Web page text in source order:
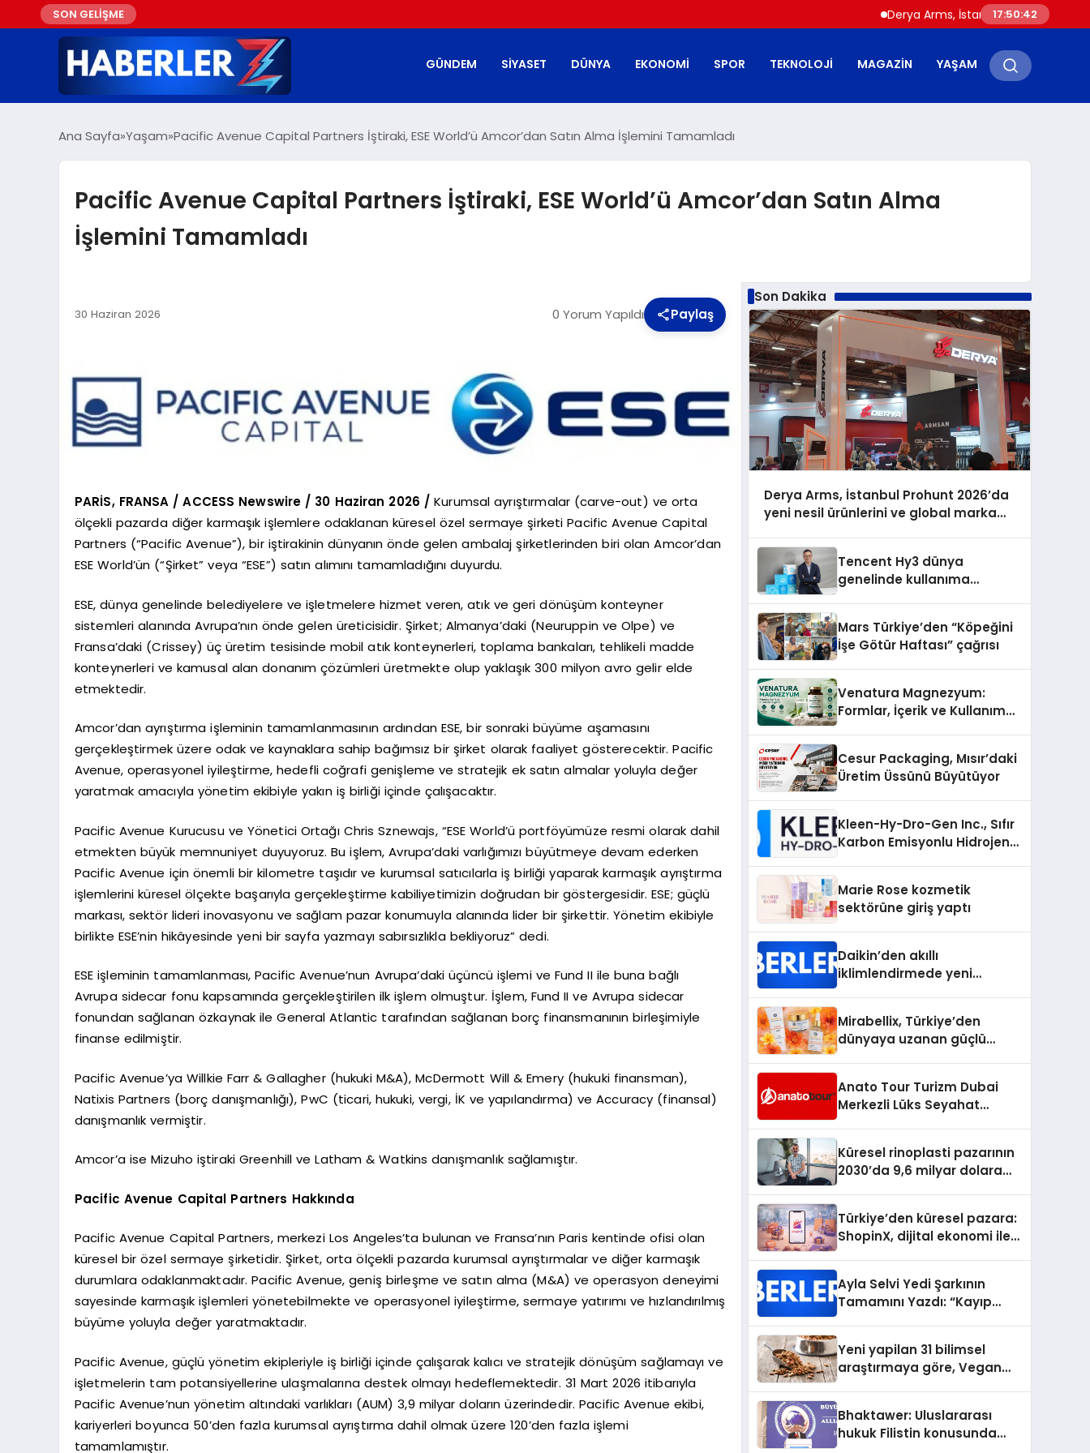
SON GELİŞME Derya Arms, İstanbul Prohunt 2026’da
17:50:43
GÜNDEM SIYASET DÜNYA EKONOMI SPOR TEKNOLOJI MAGAZIN YAŞAM
Ana Sayfa Yaşam Pacific Avenue Capital Partners İştiraki, ESE World’ü Amcor’dan Satın Alma İşlemini Tamamladı
Pacific Avenue Capital Partners İştiraki, ESE World’ü Amcor’dan Satın Alma
İşlemini Tamamladı
30 Haziran 2026 0 Yorum Yapıldı Paylaş
PARİS, FRANSA / ACCESS Newswire / 30 Haziran 2026 /Kurumsal ayrıştırmalar (carve-out) ve orta
ölçekli pazarda diğer karmaşık işlemlere odaklanan küresel özel sermaye şirketi Pacific Avenue Capital
Partners (“Pacific Avenue”), bir iştirakinin dünyanın önde gelen ambalaj şirketlerinden biri olan Amcor’dan
ESE World’ün (“Şirket” veya “ESE”) satın alımını tamamladığını duyurdu.
ESE, dünya genelinde belediyelere ve işletmelere hizmet veren, atık ve geri dönüşüm konteyner
sistemleri alanında Avrupa’nın önde gelen üreticisidir. Şirket; Almanya’daki (Neuruppin ve Olpe) ve
Fransa’daki (Crissey) üç üretim tesisinde mobil atık konteynerleri, toplama bankaları, tehlikeli madde
konteynerleri ve kamusal alan donanım çözümleri üretmekte olup yaklaşık 300 milyon avro gelir elde
etmektedir.
Amcor’dan ayrıştırma işleminin tamamlanmasının ardından ESE, bir sonraki büyüme aşamasını
gerçekleştirmek üzere odak ve kaynaklara sahip bağımsız bir şirket olarak faaliyet gösterecektir. Pacific
Avenue, operasyonel iyileştirme, hedefli coğrafi genişleme ve stratejik ek satın almalar yoluyla değer
yaratmak amacıyla yönetim ekibiyle yakın iş birliği içinde çalışacaktır.
Pacific Avenue Kurucusu ve Yönetici Ortağı Chris Sznewajs, “ESE World’ü portföyümüze resmi olarak dahil
etmekten büyük memnuniyet duyuyoruz. Bu işlem, Avrupa’daki varlığımızı büyütmeye devam ederken
Pacific Avenue için önemli bir kilometre taşıdır ve kurumsal satıcılarla iş birliği yaparak karmaşık ayrıştırma
işlemlerini küresel ölçekte başarıyla gerçekleştirme kabiliyetimizin doğrudan bir göstergesidir. ESE; güçlü
markası, sektör lideri inovasyonu ve sağlam pazar konumuyla alanında lider bir şirkettir. Yönetim ekibiyle
birlikte ESE’nin hikâyesinde yeni bir sayfa yazmayı sabırsızlıkla bekliyoruz” dedi.
ESE işleminin tamamlanması, Pacific Avenue’nun Avrupa’daki üçüncü işlemi ve Fund II ile buna bağlı
Avrupa sidecar fonu kapsamında gerçekleştirilen ilk işlem olmuştur. İşlem, Fund II ve Avrupa sidecar
fonundan sağlanan özkaynak ile General Atlantic tarafından sağlanan borç finansmanının birleşimiyle
finanse edilmiştir.
Pacific Avenue’ya Willkie Farr & Gallagher (hukuki M&A), McDermott Will & Emery (hukuki finansman),
Natixis Partners (borç danışmanlığı), PwC (ticari, hukuki, vergi, İK ve yapılandırma) ve Accuracy (finansal)
danışmanlık vermiştir.
Amcor’a ise Mizuho iştiraki Greenhill ve Latham & Watkins danışmanlık sağlamıştır.
Pacific Avenue Capital Partners Hakkında
Pacific Avenue Capital Partners, merkezi Los Angeles’ta bulunan ve Fransa’nın Paris kentinde ofisi olan
küresel bir özel sermaye şirketidir. Şirket, orta ölçekli pazarda kurumsal ayrıştırmalar ve diğer karmaşık
durumlara odaklanmaktadır. Pacific Avenue, geniş birleşme ve satın alma (M&A) ve operasyon deneyimi
sayesinde karmaşık işlemleri yönetebilmekte ve operasyonel iyileştirme, sermaye yatırımı ve hızlandırılmış
büyüme yoluyla değer yaratmaktadır.
Pacific Avenue, güçlü yönetim ekipleriyle iş birliği içinde çalışarak kalıcı ve stratejik dönüşüm sağlamayı ve
işletmelerin tam potansiyellerine ulaşmalarına destek olmayı hedeflemektedir. 31 Mart 2026 itibarıyla
Pacific Avenue’nun yönetim altındaki varlıkları (AUM) 3,9 milyar doların üzerindedir. Pacific Avenue ekibi,
kariyerleri boyunca 50’den fazla kurumsal ayrıştırma dahil olmak üzere 120’den fazla işlemi
tamamlamıştır.
Son Dakika
Derya Arms, İstanbul Prohunt 2026’da
yeni nesil ürünlerini ve global marka
Tencent Hy3 dünya
genelinde kullanıma
Mars Türkiye’den “Köpeğini
İşe Götür Haftası” çağrısı
Venatura Magnezyum:
Formlar, İçerik ve Kullanım
Cesur Packaging, Mısır’daki
Üretim Üssünü Büyütüyor
Kleen-Hy-Dro-Gen Inc., Sıfır
Karbon Emisyonlu Hidrojen
Aldı
Marie Rose kozmetik
sektörüne giriş yaptı
Daikin’den akıllı
iklimlendirmede yeni
Mirabellix, Türkiye’den
dünyaya uzanan güçlü
Anato Tour Turizm Dubai
Merkezli Lüks Seyahat
Küresel rinoplasti pazarının
2030’da 9,6 milyar dolara
Türkiye’den küresel pazara:
ShopinX, dijital ekonomi ile
Ayla Selvi Yedi Şarkının
Tamamını Yazdı: “Kayıp
Yeni yapilan 31 bilimsel
araştırmaya göre, Vegan
Sindirildiğini Ortaya Koydu
Bhaktawer: Uluslararası
hukuk Filistin konusunda